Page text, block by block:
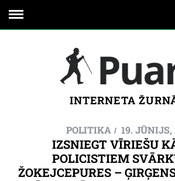
INTERNETA
POLITIKA 19. JŪNIJS,
IZSNIEGT VĪRIEŠU
POLICISTIEM
ŽOKEJCEPURES –